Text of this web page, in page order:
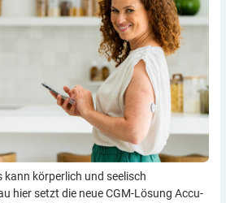
kann körperlich und seelisch
hier setzt die neue CGM-Lösung Accu-